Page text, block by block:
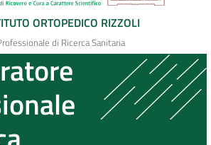
ORTOPEDICO RIZZOLI
di Ricerca Sanitaria